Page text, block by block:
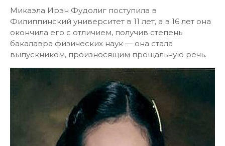
Микаэла Ирэн Фудолиг поступила в
Филиппинский университет в 11 лет, а в 16 лет она
окончила его с отличием, получив степень
бакалавра физических наук — она стала
выпускником, произносящим прощальную речь.